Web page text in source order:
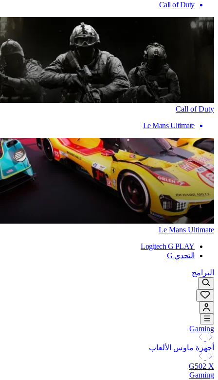
Call of Duty
Call of Duty
Le Mans Ultimate
Le Mans Ultimate
Logitech G PLAY
التحدي G
البرامج
Gaming
أجهزة ماوس الألعاب
G502 X
Gaming